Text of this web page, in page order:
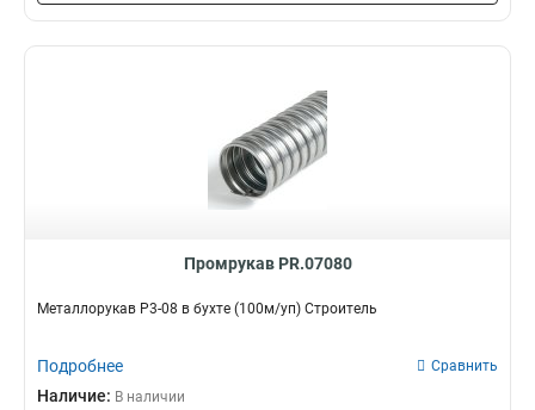
Промрукав PR.07080
Металлорукав Р3-08 в бухте (100м/уп) Строитель
Подробнее Сравнить
Наличие: В наличии